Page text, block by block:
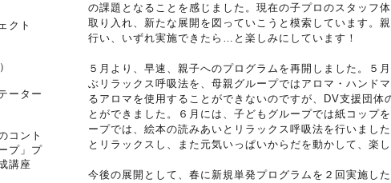
の課題となることを感じました。現在の子プロのスタッフ
取り入れ、新たな展開を図っていこうと模索しています。
行い、いずれ実施できたら…と楽しみにしています！
５月より、早速、親子へのプログラムを再開しました。５
ぶリラックス呼吸法を、母親グループではアロマ・ハンド
るアロマを使用することができないのですが、DV支援団
とができました。６月には、子どもグループでは紙コップ
ープでは、絵本の読みあいとリラックス呼吸法を行いまし
とリラックスし、また元気いっぱいからだを動かして、楽
今後の展開として、春に新規単発プログラムを２回実施し
クト
ーター
コント
プ」プ
講座